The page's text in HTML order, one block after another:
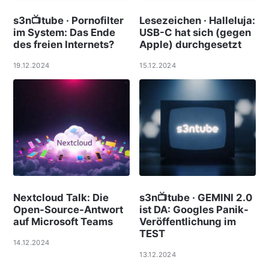
s3n📺tube · Pornofilter
im System: Das Ende
des freien Internets?
19.12.2024
Lesezeichen · Halleluja:
USB-C hat sich (gegen
Apple) durchgesetzt
15.12.2024
Nextcloud Talk: Die
Open-Source-Antwort
auf Microsoft Teams
14.12.2024
s3n📺tube · GEMINI 2.0
ist DA: Googles Panik-
Veröffentlichung im
TEST
13.12.2024